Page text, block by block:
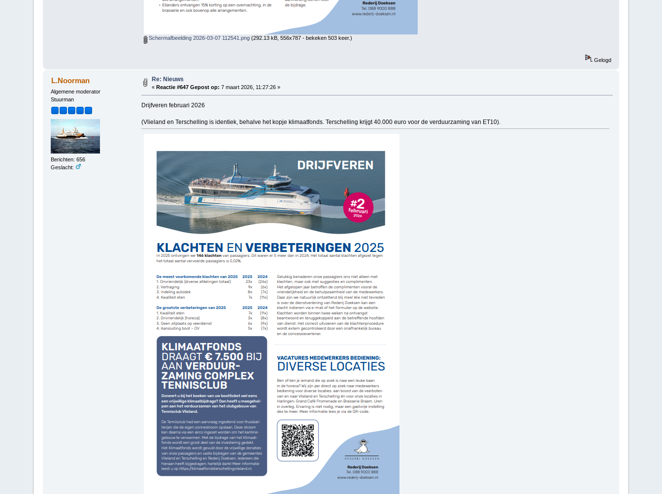
Schermafbeelding 2026-03-07 112541.png (292.13 kB, 556x787 - bekeken 503 keer.)
Gelogd
L.Noorman
Algemene moderator
Stuurman
Berichten: 656
Geslacht:
Re: Nieuws
« Reactie #647 Gepost op: 7 maart 2026, 11:27:26 »
Drijfveren februari 2026
(Vlieland en Terschelling is identiek, behalve het kopje klimaatfonds. Terschelling krijgt 40.000 euro voor de verduurzaming van ET10).